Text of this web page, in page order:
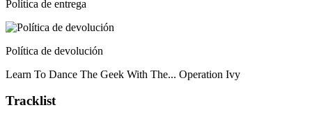
Política de entrega
Política de devolución
Learn To Dance The Geek With The... Operation Ivy
Tracklist